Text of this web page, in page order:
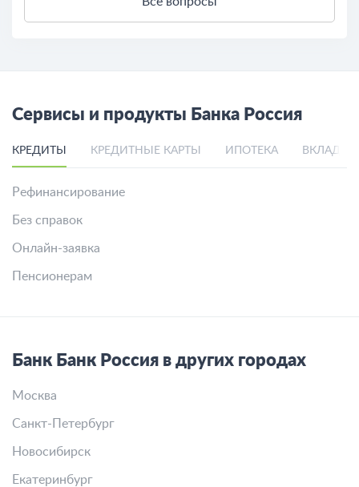
Сервисы и продукты Банка Россия
КРЕДИТЫ КРЕДИТНЫЕ КАРТЫ ИПОТЕКА ВКЛАДЫ
Рефинансирование
Без справок
Онлайн-заявка
Пенсионерам
Банк Банк Россия в других городах
Москва
Санкт-Петербург
Новосибирск
Екатеринбург